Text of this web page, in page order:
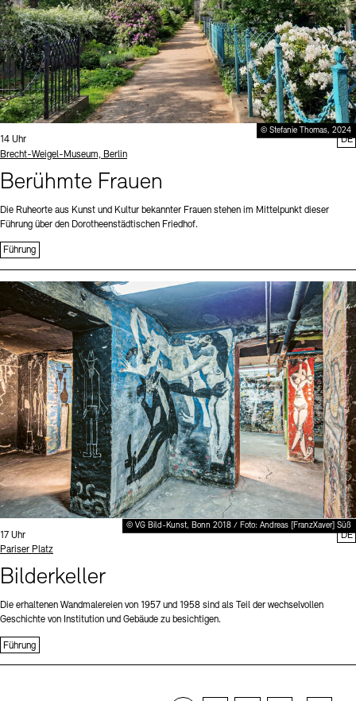
© Stefanie Thomas, 2024
Uhrzeit:
14 Uhr
Standort
Brecht-Weigel-Museum, Berlin
Berühmte Frauen
Die Ruheorte aus Kunst und Kultur bekannter Frauen stehen im Mittelpunkt dieser
Führung über den Dorotheenstädtischen Friedhof.
Führung
DE
© VG Bild-Kunst, Bonn 2018 / Foto: Andreas [FranzXaver] Süß
Uhrzeit:
17 Uhr
Standort
Pariser Platz
Bilderkeller
Die erhaltenen Wandmalereien von 1957 und 1958 sind als Teil der wechselvollen
Geschichte von Institution und Gebäude zu besichtigen.
Führung
DE